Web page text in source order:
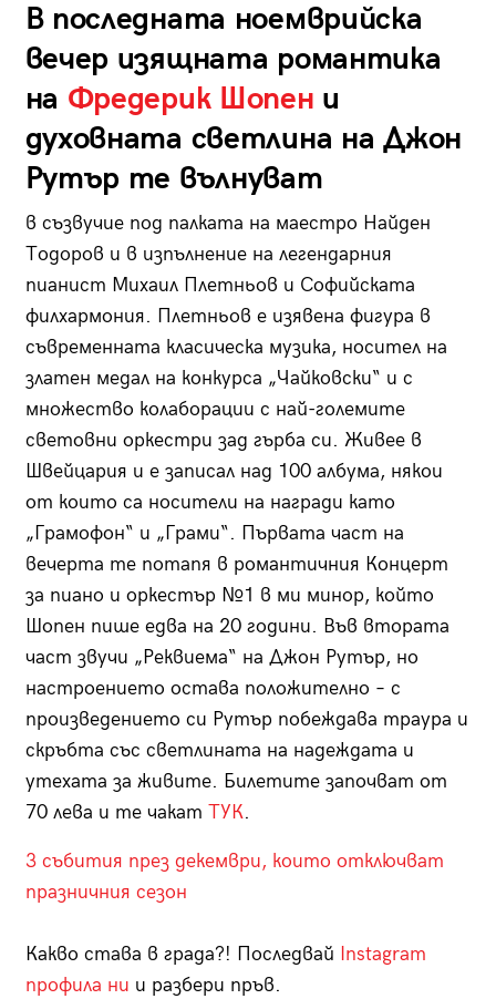
В последната ноемврийска
вечер изящната романтика
на Фредерик Шопен и
духовната светлина на Джон
Рутър те вълнуват
в съзвучие под палката на маестро Найден
Тодоров и в изпълнение на легендарния
пианист Михаил Плетньов и Софийската
филхармония. Плетньов е изявена фигура в
съвременната класическа музика, носител на
златен медал на конкурса „Чайковски“ и с
множество колаборации с най-големите
световни оркестри зад гърба си. Живее в
Швейцария и е записал над 100 албума, някои
от които са носители на награди като
„Грамофон“ и „Грами“. Първата част на
вечерта те потапя в романтичния Концерт
за пиано и оркестър №1 в ми минор, който
Шопен пише едва на 20 години. Във втората
част звучи „Реквиема“ на Джон Рутър, но
настроението остава положително – с
произведението си Рутър побеждава траура и
скръбта със светлината на надеждата и
утехата за живите. Билетите започват от
70 лева и те чакат ТУК.
3 събития през декември, които отключват
празничния сезон
Какво става в града?! Последвай Instagram
профила ни и разбери пръв.